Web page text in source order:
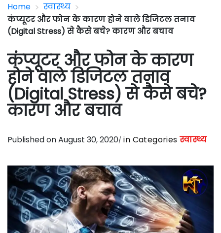
Home > स्वास्थ्य >
कंप्यूटर और फोन के कारण होने वाले डिजिटल तनाव
(Digital Stress) से कैसे बचे? कारण और बचाव
कंप्यूटर और फोन के कारण
होने वाले डिजिटल तनाव
(Digital Stress) से कैसे बचे?
कारण और बचाव
Published on August 30, 2020 in Categories स्वास्थ्य